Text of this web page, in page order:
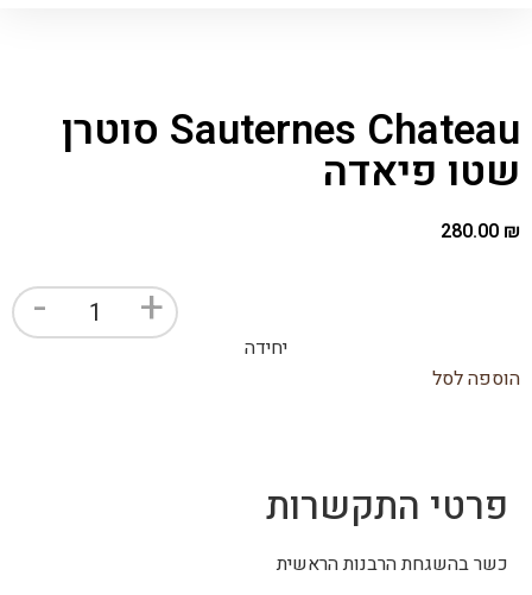
Sauternes Chateau סוטרן
שטו פיאדה
280.00 ₪
- +
יחידה
הוספה לסל
פרטי התקשרות
כשר בהשגחת הרבנות הראשית